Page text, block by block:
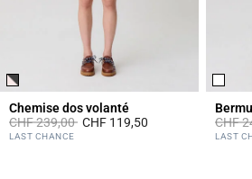
Chemise dos volanté
Prix réduit à partir de
CHF 239,00àCHF 119,50
3.1 out of 5 Customer Rating
LAST CHANCE
Prix
CHF
4.6
LAST